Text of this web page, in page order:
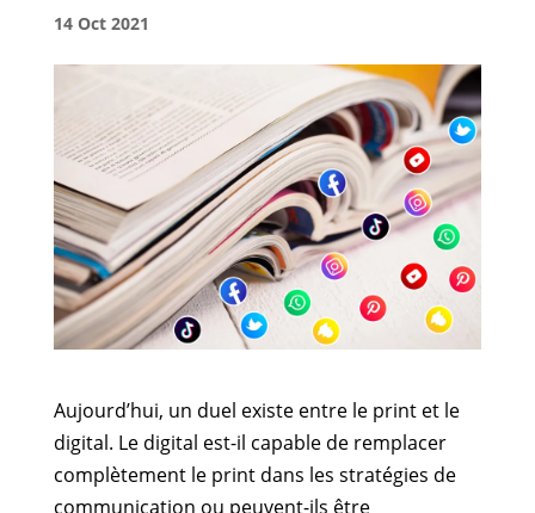
14 Oct 2021
Aujourd’hui, un duel existe entre le print et le
digital. Le digital est-il capable de remplacer
complètement le print dans les stratégies de
communication ou peuvent-ils être